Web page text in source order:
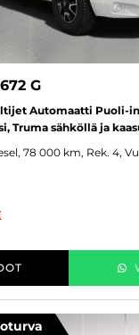
G
Automaatti Puoli-
Truma sähköllä ja
78 000 km, Rek. 4,